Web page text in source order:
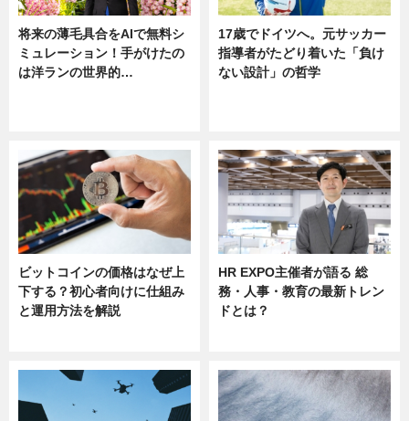
将来の薄毛具合をAIで無料シ
ミュレーション！手がけたの
は洋ランの世界的…
17歳でドイツへ。元サッカー
指導者がたどり着いた「負け
ない設計」の哲学
ビットコインの価格はなぜ上
下する？初心者向けに仕組み
と運用方法を解説
HR EXPO主催者が語る 総
務・人事・教育の最新トレン
ドとは？